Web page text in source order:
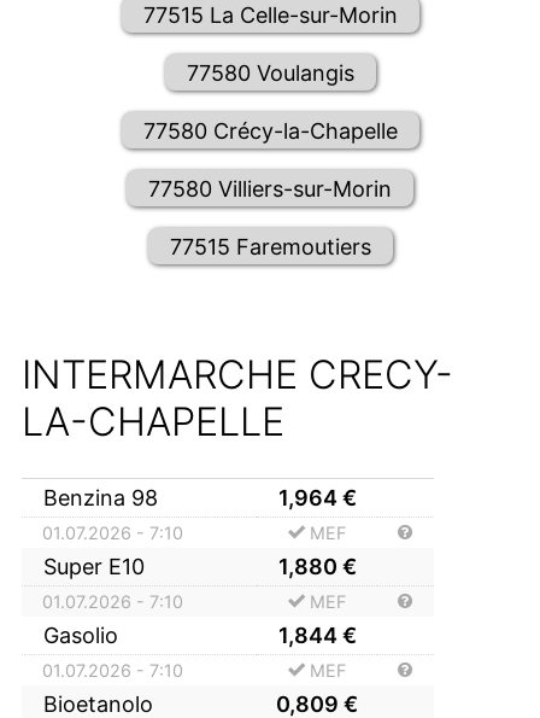
77515 La Celle-sur-Morin
77580 Voulangis
77580 Crécy-la-Chapelle
77580 Villiers-sur-Morin
77515 Faremoutiers
INTERMARCHE CRECY-
LA-CHAPELLE
Benzina 98 1,964€
01.07.2026 - 7:10 MEF
Super E10 1,880 €
01.07.2026 - 7:10 MEF
Gasolio 1,844€
01.07.2026 - 7:10 MEF
Bioetanolo 0,809 €